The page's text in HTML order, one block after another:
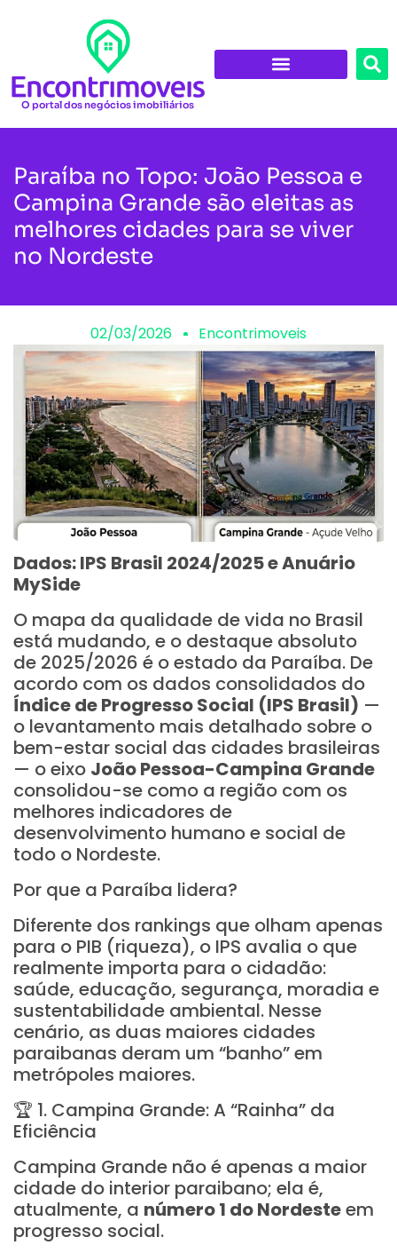
O portal dos negócios imobiliários
Paraíba no Topo: João Pessoa e
Campina Grande são eleitas as
melhores cidades para se viver
no Nordeste
02/03/2026 Encontrimoveis
Dados: IPS Brasil 2024/2025 e Anuário
MySide
O mapa da qualidade de vida no Brasil
está mudando, e o destaque absoluto
de 2025/2026 é o estado da Paraíba. De
acordo com os dados consolidados do
Índice de Progresso Social (IPS Brasil) —
o levantamento mais detalhado sobre o
bem-estar social das cidades brasileiras
— o eixo João Pessoa-Campina Grande
consolidou-se como a região com os
melhores indicadores de
desenvolvimento humano e social de
todo o Nordeste.
Por que a Paraíba lidera?
Diferente dos rankings que olham apenas
para o PIB (riqueza), o IPS avalia o que
realmente importa para o cidadão:
saúde, educação, segurança, moradia e
sustentabilidade ambiental. Nesse
cenário, as duas maiores cidades
paraibanas deram um “banho” em
metrópoles maiores.
🏆 1. Campina Grande: A “Rainha” da
Eficiência
Campina Grande não é apenas a maior
cidade do interior paraibano; ela é,
atualmente, a número 1 do Nordesteem
progresso social.